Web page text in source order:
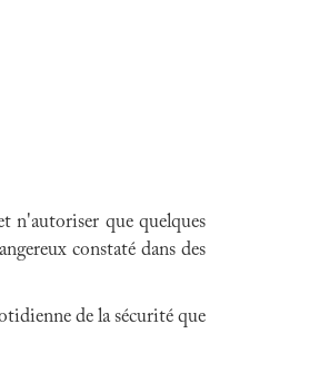
n'autoriser que quelques
constaté dans des
de la sécurité que